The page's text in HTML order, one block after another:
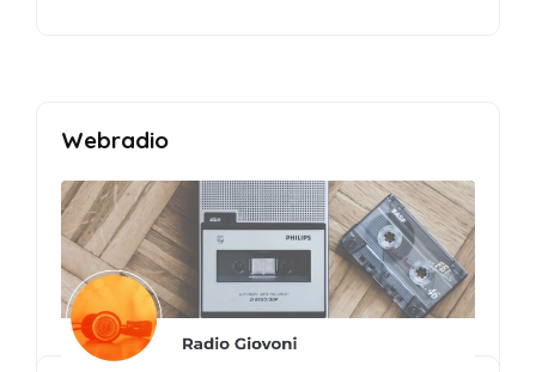
Webradio